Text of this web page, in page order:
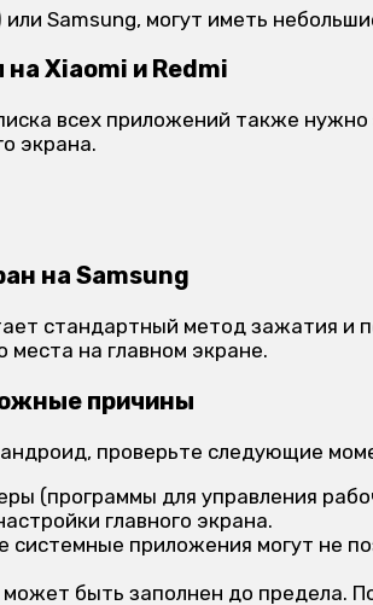
Samsung, могут иметь
Xiaomi и Redmi
всех приложений также
экрана.
на Samsung
стандартный метод зажатия и
места на главном экране.
причины
проверьте следующие
(программы для управления
главного экрана.
приложения могут не
быть заполнен до предела.